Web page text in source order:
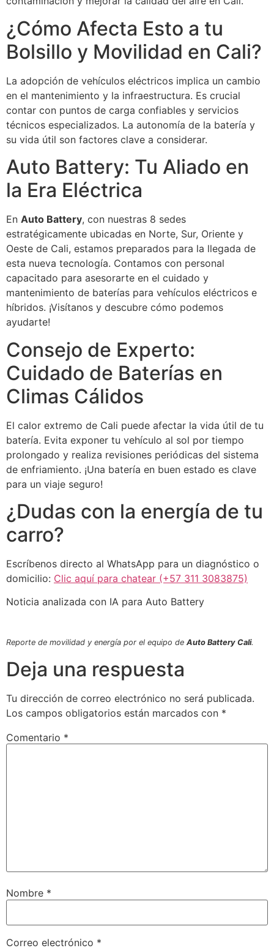
¿Cómo Afecta Esto a tu
Bolsillo y Movilidad en Cali?
La adopción de vehículos eléctricos implica un cambio
en el mantenimiento y la infraestructura. Es crucial
contar con puntos de carga confiables y servicios
técnicos especializados. La autonomía de la batería y
su vida útil son factores clave a considerar.
Auto Battery: Tu Aliado en
la Era Eléctrica
En Auto Battery, con nuestras 8 sedes
estratégicamente ubicadas en Norte, Sur, Oriente y
Oeste de Cali, estamos preparados para la llegada de
esta nueva tecnología. Contamos con personal
capacitado para asesorarte en el cuidado y
mantenimiento de baterías para vehículos eléctricos e
híbridos. ¡Visítanos y descubre cómo podemos
ayudarte!
Consejo de Experto:
Cuidado de Baterías en
Climas Cálidos
El calor extremo de Cali puede afectar la vida útil de tu
batería. Evita exponer tu vehículo al sol por tiempo
prolongado y realiza revisiones periódicas del sistema
de enfriamiento. ¡Una batería en buen estado es clave
para un viaje seguro!
¿Dudas con la energía de tu
carro?
Escríbenos directo al WhatsApp para un diagnóstico o
domicilio: Clic aquí para chatear (+57 311 3083875)
Noticia analizada con IA para Auto Battery
Reporte de movilidad y energía por el equipo de Auto Battery Cali.
Deja una respuesta
Tu dirección de correo electrónico no será publicada.
Los campos obligatorios están marcados con *
Comentario *
Nombre *
Correo electrónico *